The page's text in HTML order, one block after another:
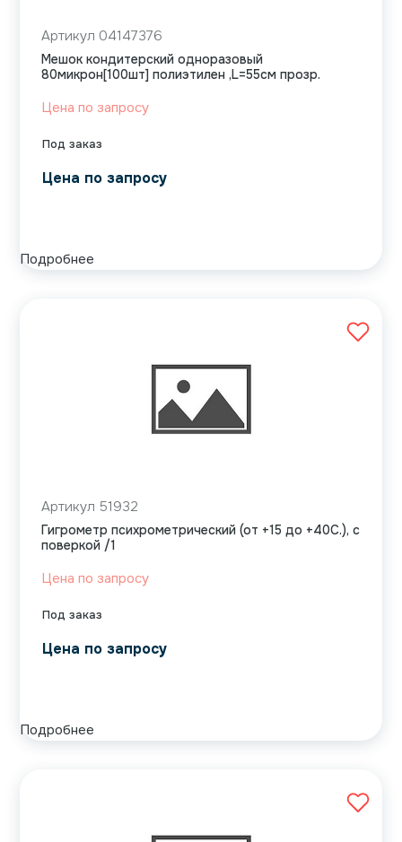
Под заказ
Артикул 04147376
Мешок кондитерский одноразовый
80микрон[100шт] полиэтилен ,L=55см прозр.
Цена по запросу
Цена по запросу
Подробнее
Под заказ
Артикул 51932
Гигрометр психрометрический (от +15 до +40С.), с
поверкой /1
Цена по запросу
Цена по запросу
Подробнее